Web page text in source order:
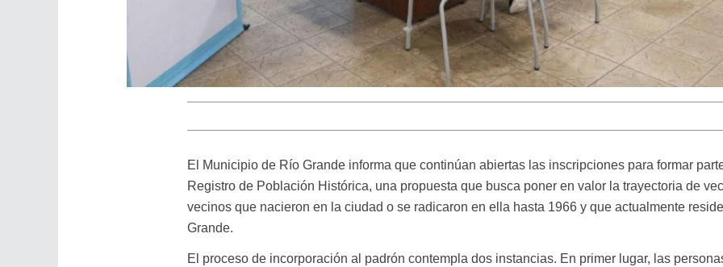
El Municipio de Río Grande informa que continúan abiertas las inscripciones para formar
Registro de Población Histórica, una propuesta que busca poner en valor la trayectoria de
vecinos que nacieron en la ciudad o se radicaron en ella hasta 1966 y que actualmente
Grande.
El proceso de incorporación al padrón contempla dos instancias. En primer lugar, las